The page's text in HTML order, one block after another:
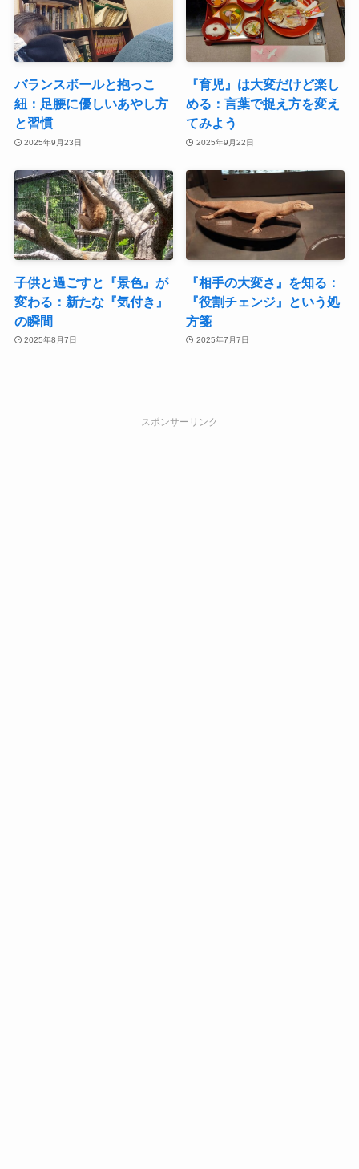
バランスボールと抱っこ
紐：足腰に優しいあやし方
と習慣
2025年9月23日
『育児』は大変だけど楽し
める：言葉で捉え方を変え
てみよう
2025年9月22日
子供と過ごすと『景色』が
変わる：新たな『気付き』
の瞬間
2025年8月7日
『相手の大変さ』を知る：
『役割チェンジ』という処
方箋
2025年7月7日
スポンサーリンク